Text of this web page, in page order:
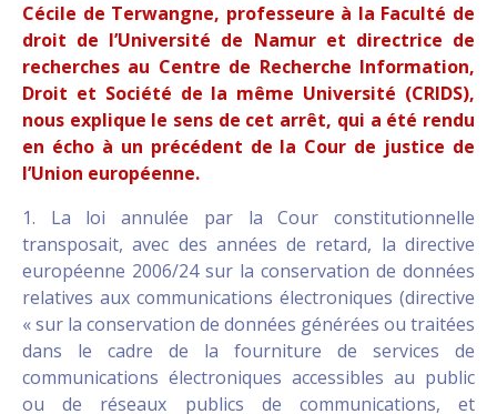
Cécile de Terwangne, professeure à la Faculté de
droit de l’Université de Namur et directrice de
recherches au Centre de Recherche Information,
Droit et Société de la même Université (CRIDS),
nous explique le sens de cet arrêt, qui a été rendu
en écho à un précédent de la Cour de justice de
l’Union européenne.
1. La loi annulée par la Cour constitutionnelle
transposait, avec des années de retard, la directive
européenne 2006/24 sur la conservation de données
relatives aux communications électroniques (directive
« sur la conservation de données générées ou traitées
dans le cadre de la fourniture de services de
communications électroniques accessibles au public
ou de réseaux publics de communications, et